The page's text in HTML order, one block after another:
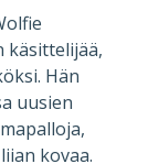
käsittelijää,
Hän
uusien
kovaa.